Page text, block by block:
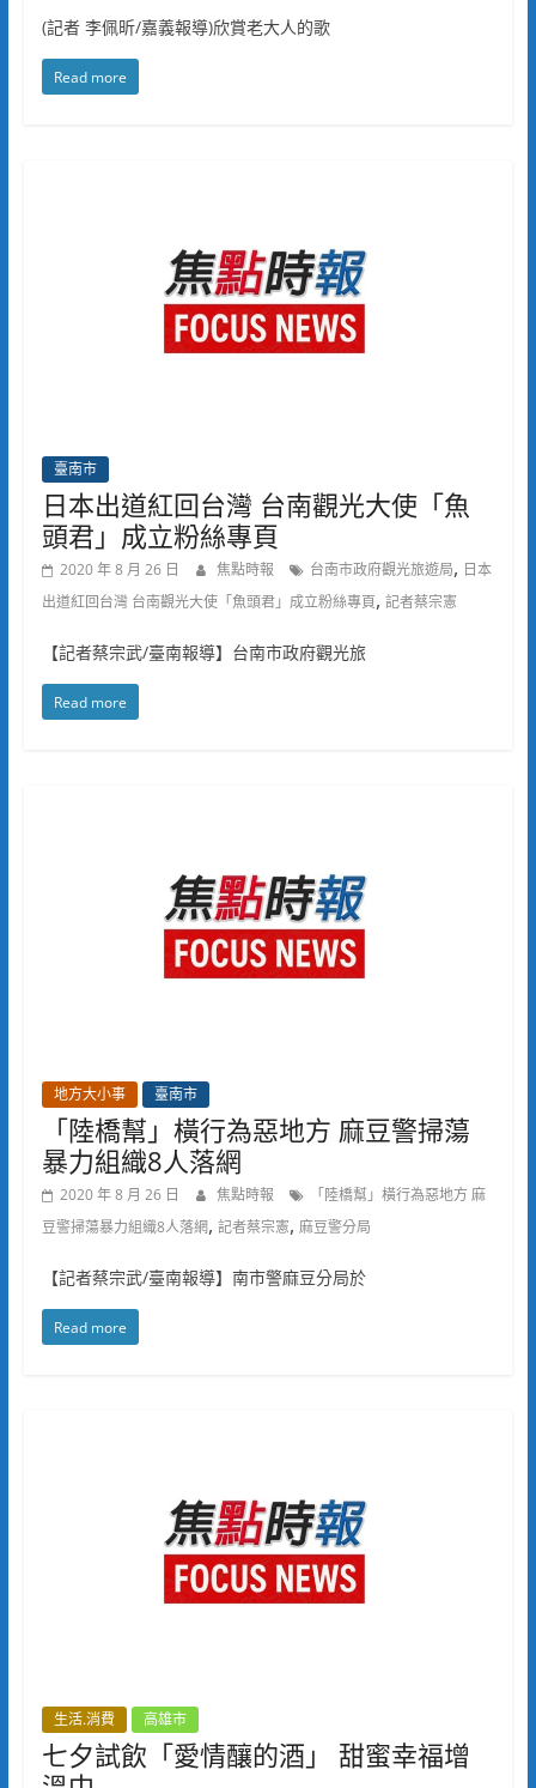
(記者 李佩昕/嘉義報導)欣賞老大人的歌
Read more
臺南市
日本出道紅回台灣 台南觀光大使「魚
頭君」成立粉絲專頁
2020 年 8 月 26 日 焦點時報 台南市政府觀光旅遊局, 日本
出道紅回台灣 台南觀光大使「魚頭君」成立粉絲專頁, 記者蔡宗憲
【記者蔡宗武/臺南報導】台南市政府觀光旅
Read more
地方大小事 臺南市
「陸橋幫」橫行為惡地方 麻豆警掃蕩
暴力組織8人落網
2020 年 8 月 26 日 焦點時報
「陸橋幫」橫行為惡地方 麻
豆警掃蕩暴力組織8人落網, 記者蔡宗憲, 麻豆警分局
【記者蔡宗武/臺南報導】南市警麻豆分局於
Read more
生活.消費 高雄市
七夕試飲「愛情釀的酒」 甜蜜幸福增